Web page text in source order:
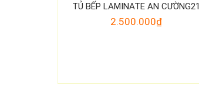
TỦ BẾP LAMINATE AN CƯỜNG21
2.500.000₫